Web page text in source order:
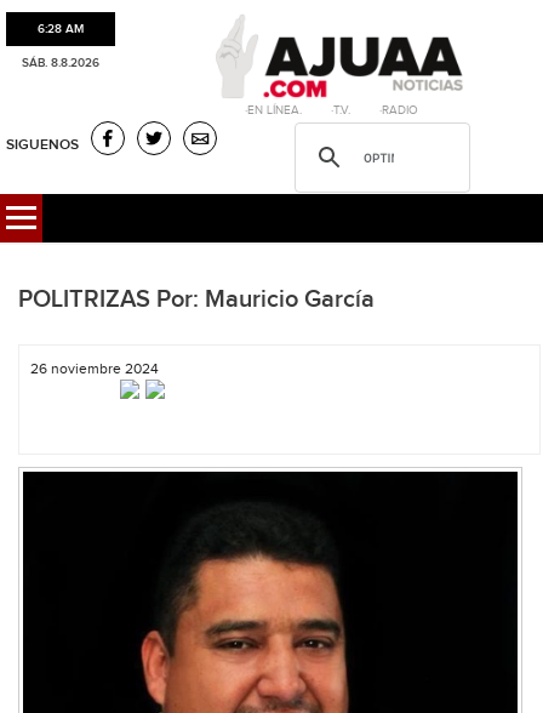
6:28 AM
SÁB. 8.8.2026
·EN LÍNEA. ·T.V. ·RADIO
SIGUENOS
POLITRIZAS Por: Mauricio García
26 noviembre 2024